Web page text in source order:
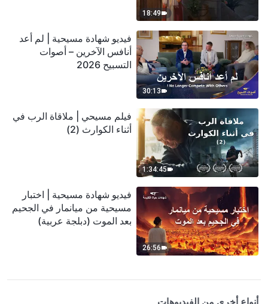
18:49
30:13
فيديو شهادة مسيحية | لم أعد
أنافس الآخرين – أصوات
التسبيح 2026
1:34:45
فيلم مسيحي | ملاقاة الرب في
أثناء الكوارث (2)
26:56
فيديو شهادة مسيحية | اختبار
مسيحية من ميانمار في الجحيم
بعد الموت (دبلجة عربية)
أنواع أخرى من الفيديوهات